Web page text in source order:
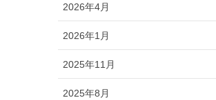
2026年4月
2026年1月
2025年11月
2025年8月